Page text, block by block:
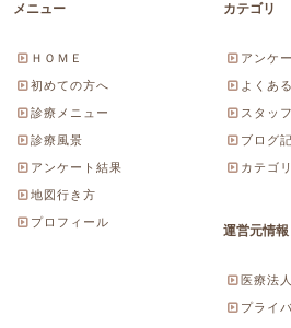
メニュー
ＨＯＭＥ
初めての方へ
診療メニュー
診療風景
アンケート結果
地図行き方
プロフィール
カテゴリ
アンケ
よくあ
スタッ
ブログ
カテゴ
運営元情報
医療法
プライ